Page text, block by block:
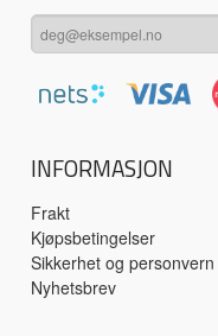
INFORMASJON
Frakt
Kjøpsbetingelser
Sikkerhet og personvern
Nyhetsbrev